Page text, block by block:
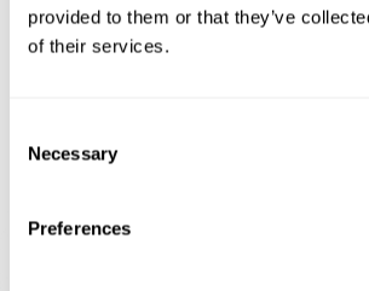
provided to them or that they’ve
of their services.
Selection
Necessary
Preferences
verbessern.